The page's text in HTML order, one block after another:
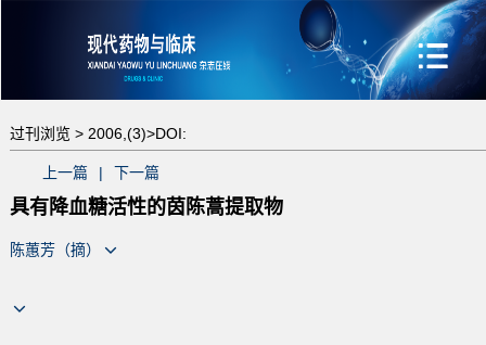
过刊浏览 > 2006,(3)>DOI:
上一篇 | 下一篇
具有降血糖活性的茵陈蒿提取物
陈蕙芳（摘）